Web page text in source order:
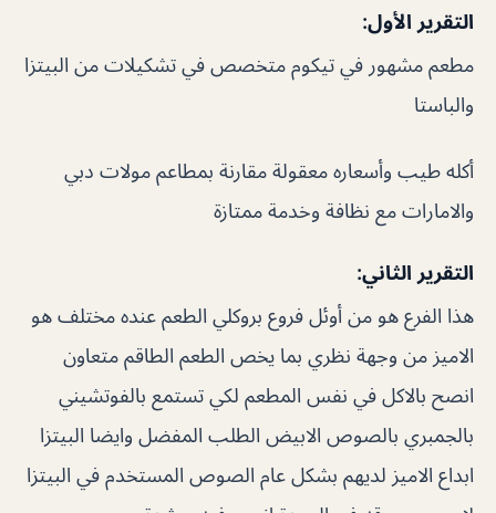
التقرير الأول:
مطعم مشهور في تيكوم متخصص في تشكيلات من البيتزا
والباستا
أكله طيب وأسعاره معقولة مقارنة بمطاعم مولات دبي
والامارات مع نظافة وخدمة ممتازة
التقرير الثاني:
هذا الفرع هو من أوئل فروع بروكلي الطعم عنده مختلف هو
الاميز من وجهة نظري بما يخص الطعم الطاقم متعاون
انصح بالاكل في نفس المطعم لكي تستمع بالفوتشيني
بالجمبري بالصوص الابيض الطلب المفضل وايضا البيتزا
ابداع الاميز لديهم بشكل عام الصوص المستخدم في البيتزا